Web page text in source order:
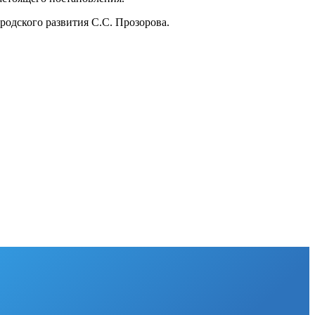
развития С.С. Прозорова.